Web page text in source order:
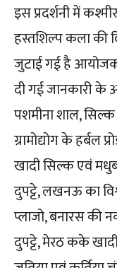
इस प्रदर्शनी में
हस्तशिल्प कला की
जुटाई गई है आयोजको
दी गई जानकारी के
पशमीना शाल,
ग्रामोद्योग के हर्बल
खादी सिल्क एवं
दुपट्टे, लखनऊ का
प्लाजो, बनारस की
दुपट्टे, मेरठ कके